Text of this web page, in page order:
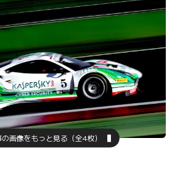
画像をもっと見る（全4枚）